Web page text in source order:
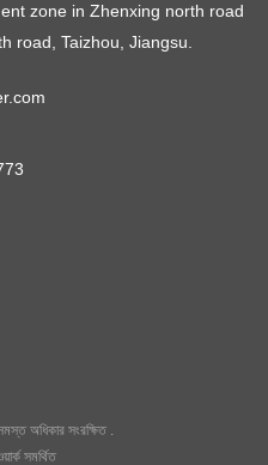
zone in Zhenxing north road
road, Taizhou, Jiangsu.
অধিকার সংরক্ষিত .
সমর্থিত